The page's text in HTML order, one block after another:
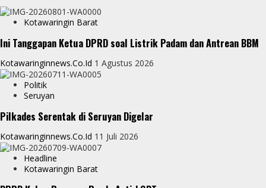
Kotawaringin Barat
Ini Tanggapan Ketua DPRD soal Listrik Padam dan Antrean BBM
Kotawaringinnews.co.id 1 Agustus 2026
Politik
Seruyan
Pilkades Serentak di Seruyan Digelar
Kotawaringinnews.co.id 11 Juli 2026
Headline
Kotawaringin Barat